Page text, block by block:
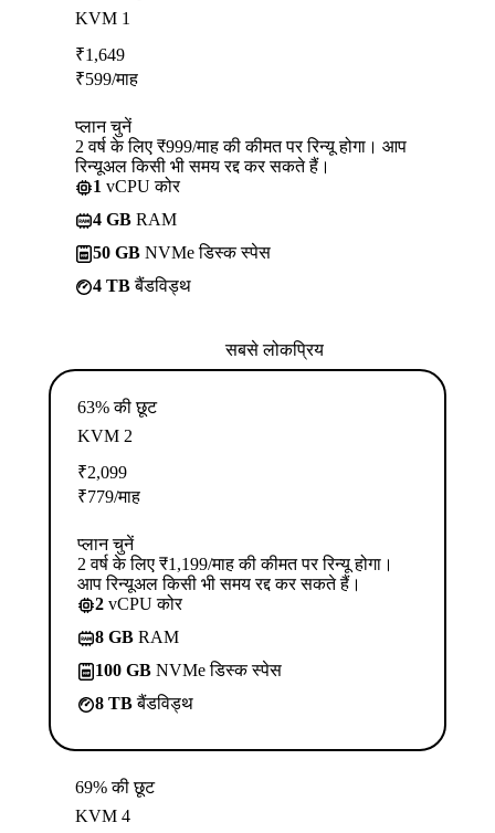
KVM 1
₹1,649
₹599/माह
प्लान चुनें
2 वर्ष के लिए ₹999/माह की कीमत पर रिन्यू होगा। आप
रिन्यूअल किसी भी समय रद्द कर सकते हैं।
1 vCPU कोर
4 GB RAM
50 GB NVMe डिस्क स्पेस
4 TBबैंडविड्थ
सबसे लोकप्रिय
63% की छूट
KVM 2
₹2,099
₹779/माह
प्लान चुनें
2 वर्ष के लिए ₹1,199/माह की कीमत पर रिन्यू होगा।
आप रिन्यूअल किसी भी समय रद्द कर सकते हैं।
2 vCPU कोर
8 GB RAM
100 GB NVMe डिस्क स्पेस
8 TBबैंडविड्थ
69% की छूट
KVM 4